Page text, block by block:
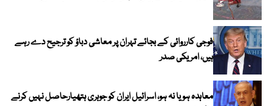
فوجی کارروائی کے بجائے تہران پر معاشی دباؤ کو ترجیح دے رہے
ہیں، امریکی صدر
معاہدہ ہو یا نہ ہو، اسرائیل ایران کو جوہری ہتھیارحاصل نہیں کرنے